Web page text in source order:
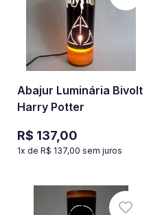
Abajur Luminária Bivolt
Harry Potter
R$ 137,00
1x de R$ 137,00 sem juros